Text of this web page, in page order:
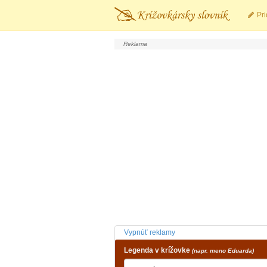
Vypnúť reklamy
Legenda v krížovke (napr. meno Eduarda)